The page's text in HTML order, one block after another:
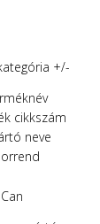
+/-
cikkszám
neve
Can